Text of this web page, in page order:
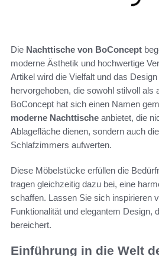
Die Nachttische von BoConcept
moderne Ästhetik und hochwertige
Artikel wird die Vielfalt und das
hervorgehoben, die sowohl stilvoll als
BoConcept hat sich einen Namen
moderne Nachttische anbietet, die
Ablagefläche dienen, sondern auch
Schlafzimmers aufwerten.
Diese Möbelstücke erfüllen die
tragen gleichzeitig dazu bei, eine
schaffen. Lassen Sie sich inspirieren
Funktionalität und elegantem Design,
bereichert.
Einführung in die Welt